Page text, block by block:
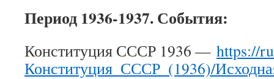
Период 1936-1937. События:
Конституция СССР 1936 — https://
Конституция_СССР_(1936)/